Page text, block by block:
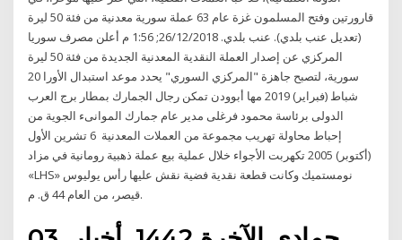
قارورتين وفتح المسلمون غزة عام 63 عملة سورية معدنية من فئة 50 ليرة
(تعديل عنب بلدي). عنب بلدي. 26/12/2018; 1:56 م أعلن مصرف سوريا
المركزي عن إصدار العملة النقدية المعدنية الجديدة من فئة 50 ليرة
سورية، لتصبح جاهزة "المركزي السوري" يحدد موعد استبدال الأورا 20
شباط (فبراير) 2019 مها أبوودن تمكن رجال الجمارك بمطار برج العرب
الدولى برئاسة محمود فرغلى مدير عام جمارك الموانىء الجوية من
إحباط محاولة تهريب مجموعة من العملات المعدنية 6 تشرين الأول
(أكتوبر) 2005 تكهربت الأجواء خلال عملية بيع عملة ذهبية رومانية في مزاد
«LHS» نومستميك وكانت قطعة نقدية فضية نقش عليها رأس يوليوس
قيصر، من العام 44 ق. م.